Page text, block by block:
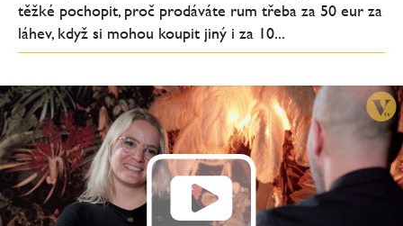
těžké pochopit, proč prodáváte rum třeba za 50 eur za
láhev, když si mohou koupit jiný i za 10...